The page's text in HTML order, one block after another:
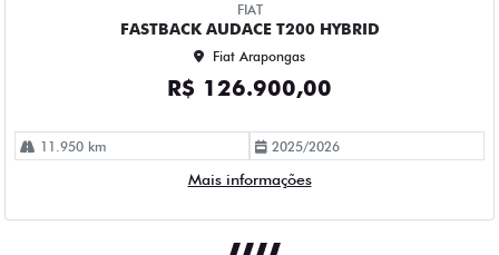
FIAT
FASTBACK AUDACE T200 HYBRID
Fiat Arapongas
R$ 126.900,00
11.950 km 2025/2026
Mais informações